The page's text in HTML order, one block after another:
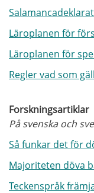
Läroplanen för
Läroplanen för
Regler vad som
Forskningsartiklar
På svenska och
Så funkar det för
Majoriteten döva
Teckenspråk